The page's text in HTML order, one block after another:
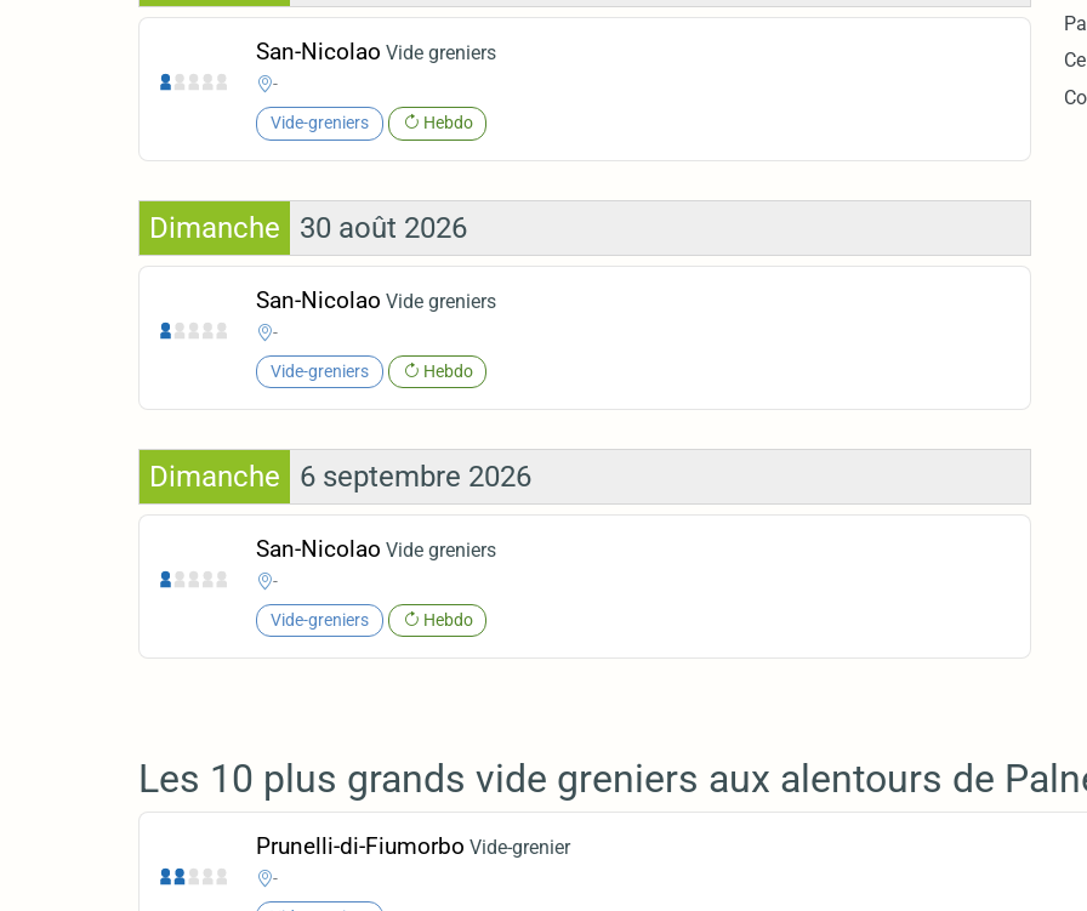
San-Nicolao Vide greniers
-
Vide-greniers Hebdo
Dimanche 30 août 2026
San-Nicolao Vide greniers
-
Vide-greniers Hebdo
Dimanche 6 septembre 2026
San-Nicolao Vide greniers
-
Vide-greniers Hebdo
Les 10 plus grands vide greniers aux alentours de
Prunelli-di-Fiumorbo Vide-grenier
-